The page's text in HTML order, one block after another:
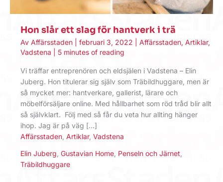
Hon slår ett slag för hantverk i trä
Av Affärsstaden februari 3, 2022 Affärsstaden, Artiklar,
Vadstena
5 minutes of reading
Vi träffar entreprenören och eldsjälen i Vadstena – Elin
Juberg. Hon titulerar sig själv som Träbildhuggare, men är
så ­mycket mer: hantverkare, gallerist, lärare och
möbelförsäljare online. Med hållbarhet som röd tråd blir allt
så självklart. Följ med så får du veta hur allting ­hänger
ihop. Jag är på väg […]
Affärsstaden Artiklar, Vadstena
Elin Juberg Gustavian Home Penseln och Järnet
Träbildhuggare